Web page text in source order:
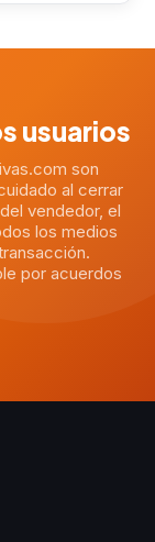
usuarios
son
al cerrar
vendedor, el
los medios
por acuerdos